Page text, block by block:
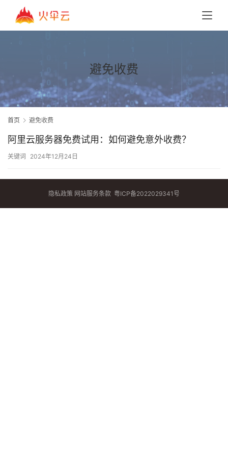
避免收费
首页 避免收费
阿里云服务器免费试用：如何避免意外收费？
关键词 2024年12月24日
隐私政策 网站服务条款 粤ICP备2022029341号